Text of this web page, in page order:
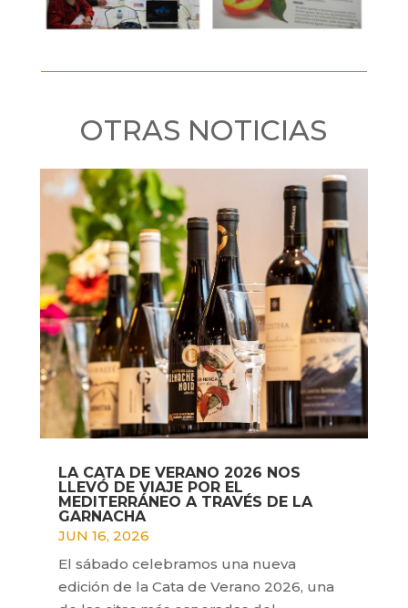
OTRAS NOTICIAS
LA CATA DE VERANO 2026 NOS
LLEVÓ DE VIAJE POR EL
MEDITERRÁNEO A TRAVÉS DE LA
GARNACHA
JUN 16, 2026
El sábado celebramos una nueva
edición de la Cata de Verano 2026, una